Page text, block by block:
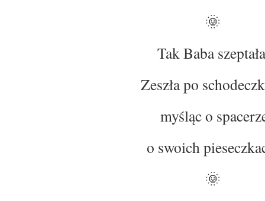
🌞
Tak Baba
Zeszła po
myśląc o
o swoich
🌞